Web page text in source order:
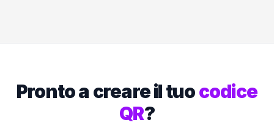
Pronto a creare il tuocodice
QR?